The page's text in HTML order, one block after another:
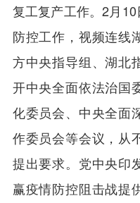
复工复产工作。2月
防控工作，视频连线
方中央指导组、湖北
开中央全面依法治国
化委员会、中央全面
作委员会等会议，从
提出要求。党中央印
赢疫情防控阻击战提